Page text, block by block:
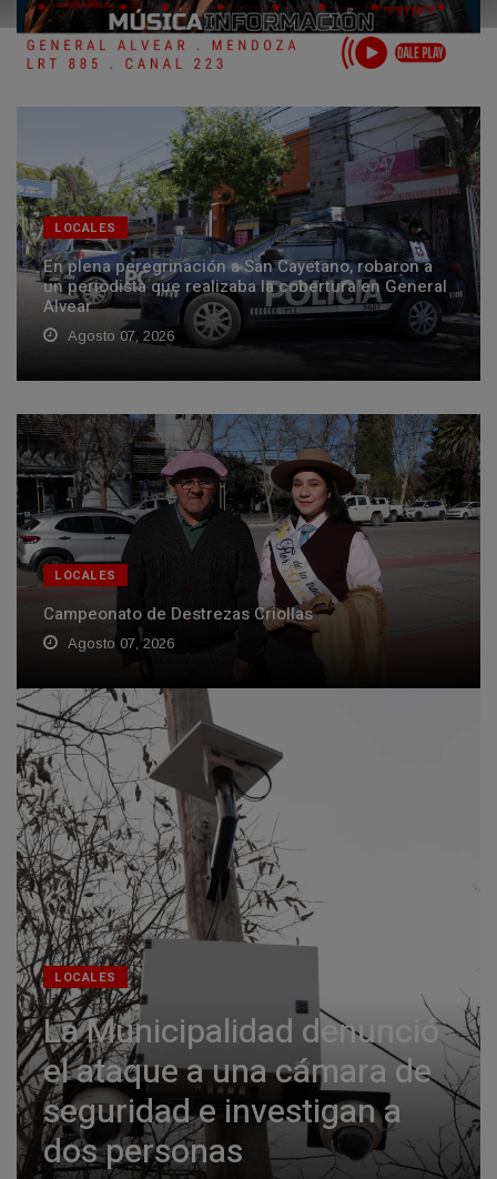
LOCALES
En plena peregrinación a San Cayetano, robaron a
un periodista que realizaba la cobertura en General
Alvear
Agosto 07, 2026
LOCALES
Campeonato de Destrezas Criollas
Agosto 07, 2026
LOCALES
La Municipalidad denunció
el ataque a una cámara de
seguridad e investigan a
dos personas